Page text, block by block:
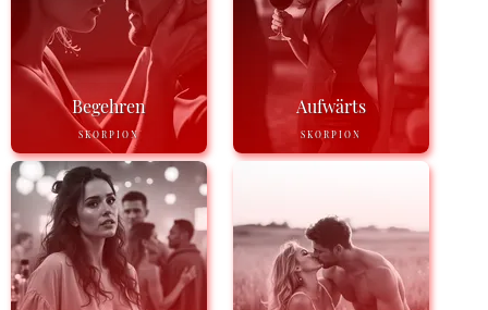
Begehren
SKORPION
Aufwärts
SKORPION